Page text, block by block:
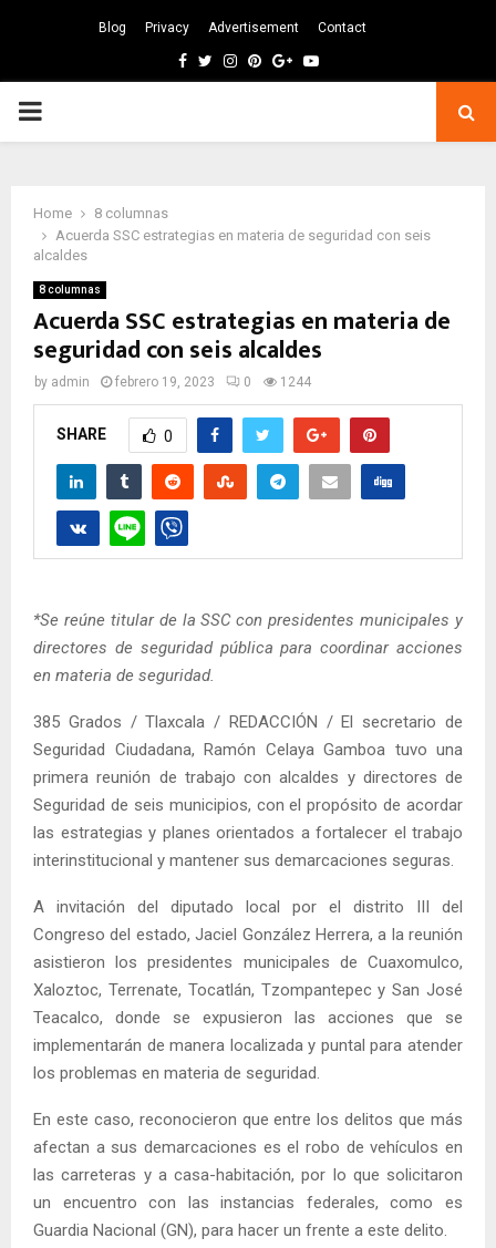
Blog Privacy Advertisement Contact
Facebook
TwitterInstagram
Pinterest
GoogleYoutube
PRIMARY
Home
8 columnas
Acuerda SSC estrategias en materia de seguridad con seis
alcaldes
8 columnas
Acuerda SSC estrategias en materia de
seguridad con seis alcaldes
by admin febrero 19, 2023 0 1244
SHARE 0
*Se reúne titular de la SSC con presidentes municipales y
directores de seguridad pública para coordinar acciones
en materia de seguridad.
385 Grados / Tlaxcala / REDACCIÓN / El secretario de
Seguridad Ciudadana, Ramón Celaya Gamboa tuvo una
primera reunión de trabajo con alcaldes y directores de
Seguridad de seis municipios, con el propósito de acordar
las estrategias y planes orientados a fortalecer el trabajo
interinstitucional y mantener sus demarcaciones seguras.
A invitación del diputado local por el distrito III del
Congreso del estado, Jaciel González Herrera, a la reunión
asistieron los presidentes municipales de Cuaxomulco,
Xaloztoc, Terrenate, Tocatlán, Tzompantepec y San José
Teacalco, donde se expusieron las acciones que se
implementarán de manera localizada y puntal para atender
los problemas en materia de seguridad.
En este caso, reconocieron que entre los delitos que más
afectan a sus demarcaciones es el robo de vehículos en
las carreteras y a casa-habitación, por lo que solicitaron
un encuentro con las instancias federales, como es
Guardia Nacional (GN), para hacer un frente a este delito.